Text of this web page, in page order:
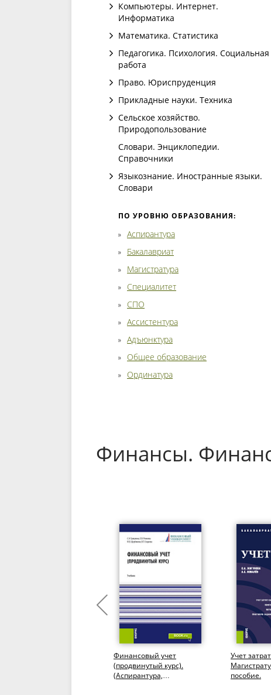
Компьютеры. Интернет.
Информатика
Математика. Статистика
Педагогика. Психология. Социальная
работа
Право. Юриспруденция
Прикладные науки. Техника
Сельское хозяйство.
Природопользование
Словари. Энциклопедии.
Справочники
Языкознание. Иностранные языки.
Словари
ПО УРОВНЮ ОБРАЗОВАНИЯ:
Аспирантура
Бакалавриат
Магистратура
Специалитет
СПО
Ассистентура
Адъюнктура
Общее образование
Ординатура
Финансы.
Финансовый учет
(продвинутый курс).
(Аспирантура,
Учет
пособие.